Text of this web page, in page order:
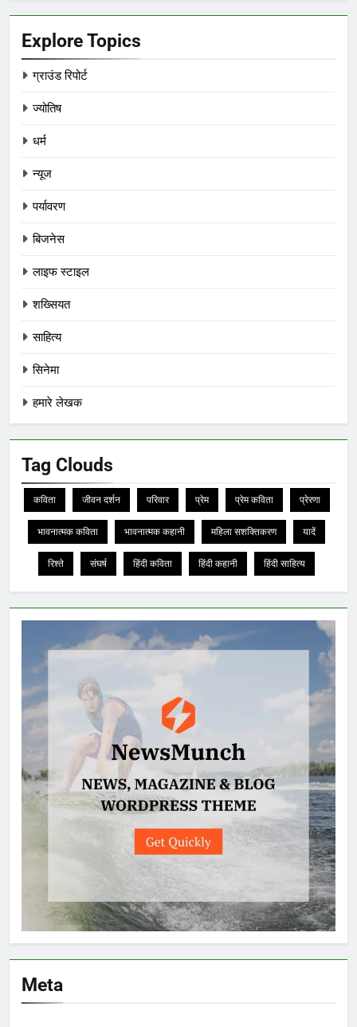
Explore Topics
ग्राउंड रिपोर्ट
ज्योतिष
धर्म
न्यूज
पर्यावरण
बिजनेस
लाइफ स्टाइल
शख्सियत
साहित्य
सिनेमा
हमारे लेखक
Tag Clouds
कविता जीवन दर्शन परिवार प्रेम प्रेम कविता प्रेरणा
भावनात्मक कविता भावनात्मक कहानी महिला सशक्तिकरण यादें
रिश्ते संघर्ष हिंदी कविता हिंदी कहानी हिंदी साहित्य
Meta